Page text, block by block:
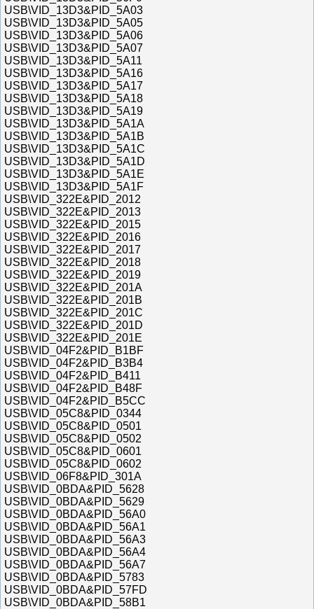
USB\VID_13D3&PID_5A03
USB\VID_13D3&PID_5A05
USB\VID_13D3&PID_5A06
USB\VID_13D3&PID_5A07
USB\VID_13D3&PID_5A11
USB\VID_13D3&PID_5A16
USB\VID_13D3&PID_5A17
USB\VID_13D3&PID_5A18
USB\VID_13D3&PID_5A19
USB\VID_13D3&PID_5A1A
USB\VID_13D3&PID_5A1B
USB\VID_13D3&PID_5A1C
USB\VID_13D3&PID_5A1D
USB\VID_13D3&PID_5A1E
USB\VID_13D3&PID_5A1F
USB\VID_322E&PID_2012
USB\VID_322E&PID_2013
USB\VID_322E&PID_2015
USB\VID_322E&PID_2016
USB\VID_322E&PID_2017
USB\VID_322E&PID_2018
USB\VID_322E&PID_2019
USB\VID_322E&PID_201A
USB\VID_322E&PID_201B
USB\VID_322E&PID_201C
USB\VID_322E&PID_201D
USB\VID_322E&PID_201E
USB\VID_04F2&PID_B1BF
USB\VID_04F2&PID_B3B4
USB\VID_04F2&PID_B411
USB\VID_04F2&PID_B48F
USB\VID_04F2&PID_B5CC
USB\VID_05C8&PID_0344
USB\VID_05C8&PID_0501
USB\VID_05C8&PID_0502
USB\VID_05C8&PID_0601
USB\VID_05C8&PID_0602
USB\VID_06F8&PID_301A
USB\VID_0BDA&PID_5628
USB\VID_0BDA&PID_5629
USB\VID_0BDA&PID_56A0
USB\VID_0BDA&PID_56A1
USB\VID_0BDA&PID_56A3
USB\VID_0BDA&PID_56A4
USB\VID_0BDA&PID_56A7
USB\VID_0BDA&PID_5783
USB\VID_0BDA&PID_57FD
USB\VID_0BDA&PID_58B1